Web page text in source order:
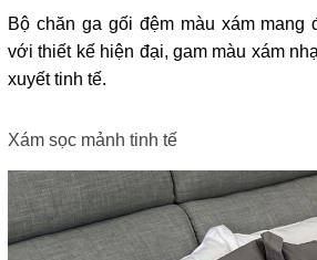
Bộ chăn ga gối đệm màu xám mang
với thiết kế hiện đại, gam màu xám
xuyết tinh tế.
Xám sọc mảnh tinh tế